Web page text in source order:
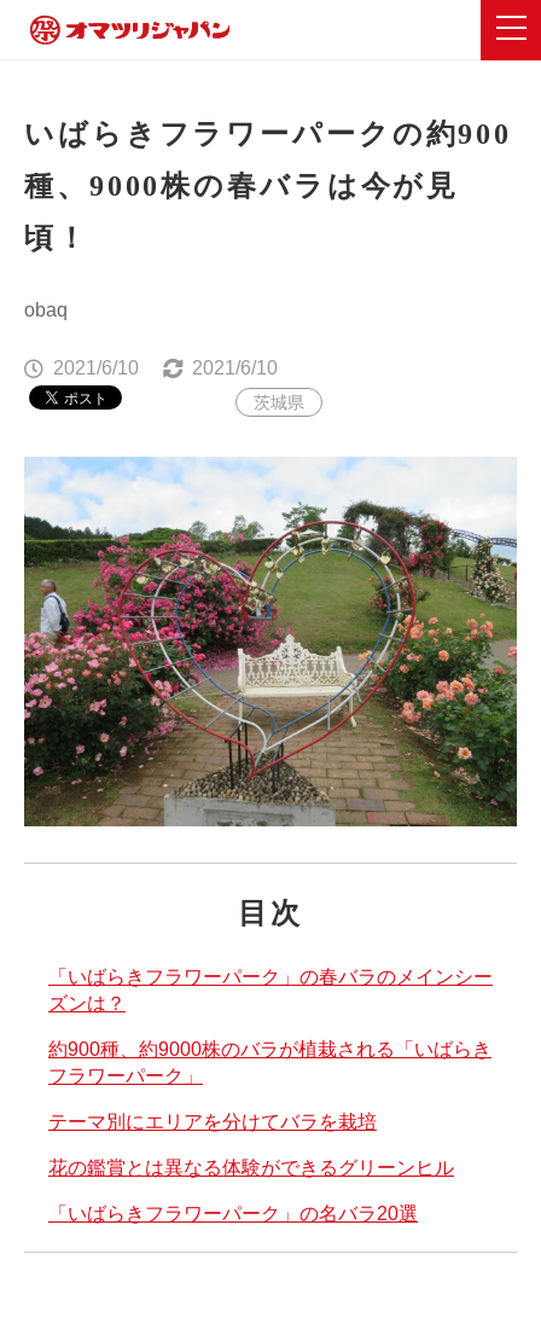
いばらきフラワーパークの約900
種、9000株の春バラは今が見
頃！
obaq
2021/6/10 2021/6/10
茨城県
目次
「いばらきフラワーパーク」の春バラのメインシー
ズンは？
約900種、約9000株のバラが植栽される「いばらき
フラワーパーク」
テーマ別にエリアを分けてバラを栽培
花の鑑賞とは異なる体験ができるグリーンヒル
「いばらきフラワーパーク」の名バラ20選